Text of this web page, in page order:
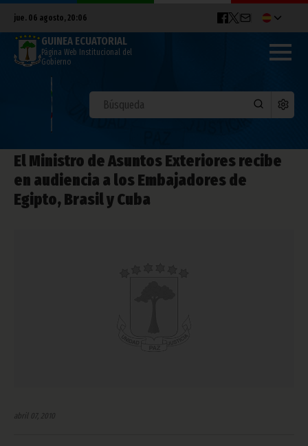
jue. 06 agosto, 20:06
GUINEA ECUATORIAL
Página Web Institucional del
Gobierno
El Ministro de Asuntos Exteriores recibe
en audiencia a los Embajadores de
Egipto, Brasil y Cuba
abril 07, 2010